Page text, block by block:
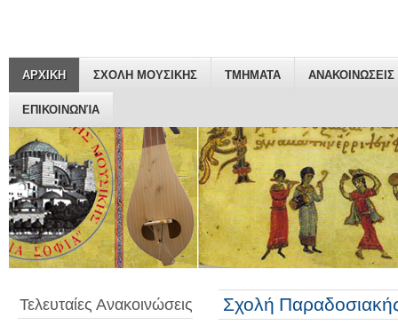
ΑΡΧΙΚΗ ΣΧΟΛΗ ΜΟΥΣΙΚΗΣ ΤΜΗΜΑΤΑ ΑΝΑΚΟΙΝΩΣΕΙΣ
ΕΠΙΚΟΙΝΩΝΊΑ
Τελευταίες Ανακοινώσεις
Σχολή